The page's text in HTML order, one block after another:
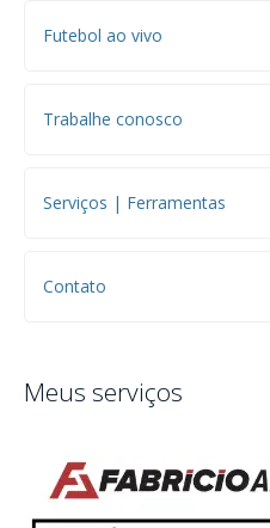
Futebol ao vivo
Trabalhe conosco
Serviços | Ferramentas
Contato
Meus serviços